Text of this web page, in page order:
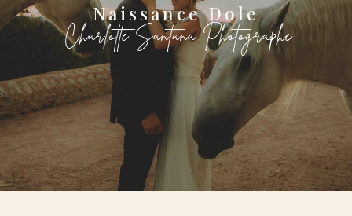
Naissance Dole
Charlotte Santana Photographe